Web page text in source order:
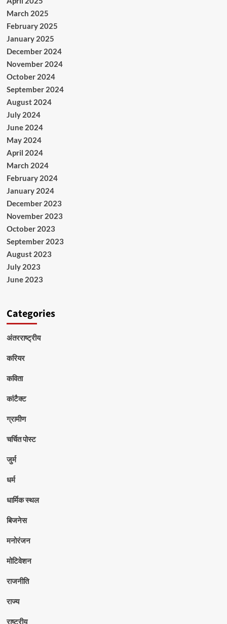
March 2025
February 2025
January 2025
December 2024
November 2024
October 2024
September 2024
August 2024
July 2024
June 2024
May 2024
April 2024
March 2024
February 2024
January 2024
December 2023
November 2023
October 2023
September 2023
August 2023
July 2023
June 2023
Categories
अंतरराष्ट्रीय
करियर
कविता
कांटैक्ट
ग्रामीण
चर्चित पोस्ट
जुर्म
धर्म
धार्मिक स्थल
बिजनेस
मनोरंजन
मोटिवेशन
राजनीति
राज्य
राष्ट्रीय